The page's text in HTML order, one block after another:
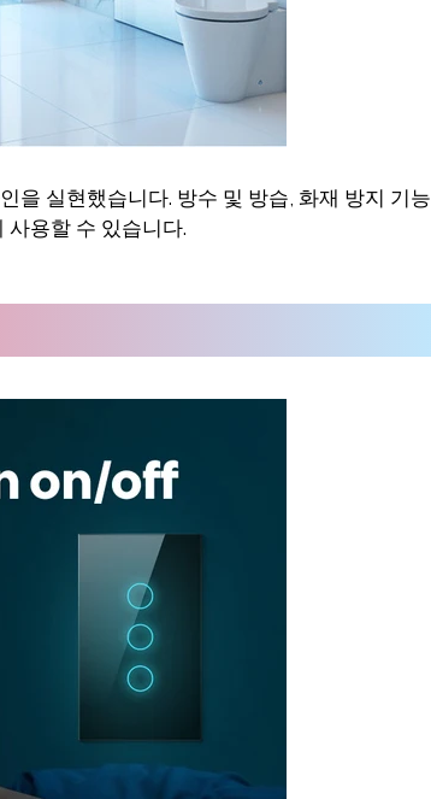
을 실현했습니다. 방수 및 방습, 화재 방지 기능
사용할 수 있습니다.